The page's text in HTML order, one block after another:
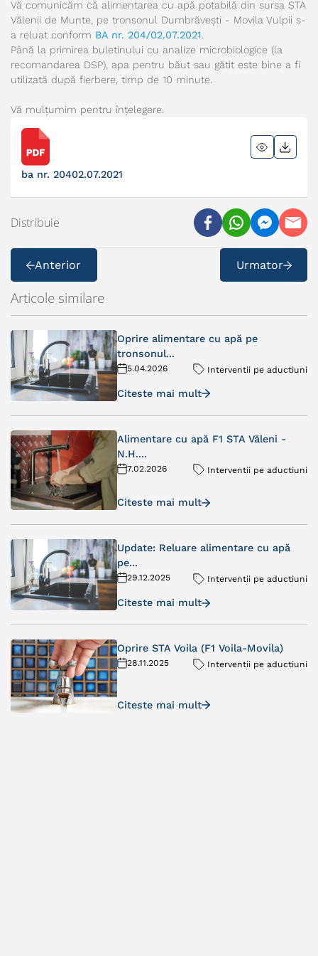
Vă comunicăm că alimentarea cu apă potabilă din sursa STA
Vălenii de Munte, pe tronsonul Dumbrăvești - Movila Vulpii s-
a reluat conform BA nr. 204/02.07.2021
Până la primirea buletinului cu analize microbiologice (la
recomandarea DSP), apa pentru băut sau gătit este bine a fi
utilizată după fierbere, timp de 10 minute.
Vă mulțumim pentru înțelegere.
ba nr. 20402.07.2021
Distribuie
Anterior Urmator
Articole similare
Oprire alimentare cu apă pe
tronsonul...
5.04.2026 Interventii pe aductiuni
Citeste mai mult
Alimentare cu apă F1 STA Văleni -
N.H....
7.02.2026 Interventii pe aductiuni
Citeste mai mult
Update: Reluare alimentare cu apă
pe...
29.12.2025 Interventii pe aductiuni
Citeste mai mult
Oprire STA Voila (F1 Voila-Movila)
28.11.2025 Interventii pe aductiuni
Citeste mai mult